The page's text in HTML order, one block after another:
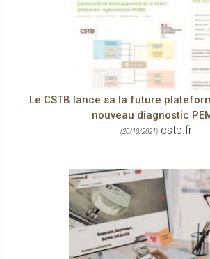
Le CSTB lance sa la future
nouveau diagnostic
(20/10/2021)cstb.fr